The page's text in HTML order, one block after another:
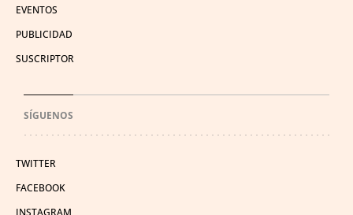
EVENTOS
PUBLICIDAD
SUSCRIPTOR
SÍGUENOS
TWITTER
FACEBOOK
INSTAGRAM